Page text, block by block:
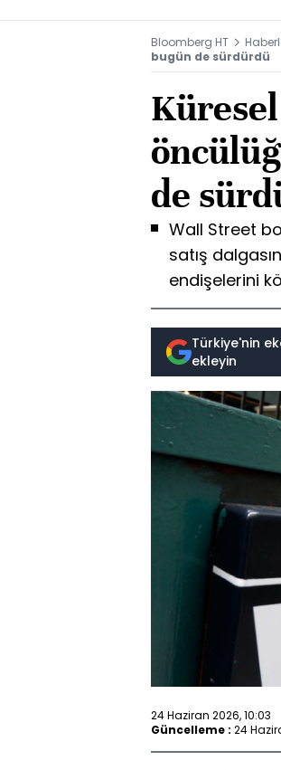
Bloomberg HT
bugün de sürdürdü
de
Wall Street
satış
endişelerini
Türkiye'nin
ekleyin
24 Haziran 2026, 10:03
Güncelleme : 24